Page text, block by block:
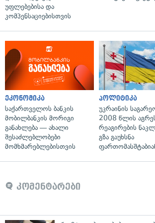
უფლებებისა და
კომპენსაციებისთვის
ეკონომიკა
საქართველოს ბანკის
მობილბანკის მორიგი
განახლება — ახალი
შესაძლებლობები
მომხმარებლებისთვის
პოლიტიკა
უკრაინის
2008 წლის
რეაგირების
გზა გაუხსნა
კომენტარები